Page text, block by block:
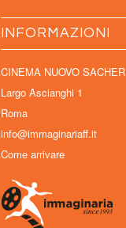
INFORMAZIONI
CINEMA NUOVO SACHER
Largo Ascianghi 1
Roma
info@immaginariaff.it
Come arrivare